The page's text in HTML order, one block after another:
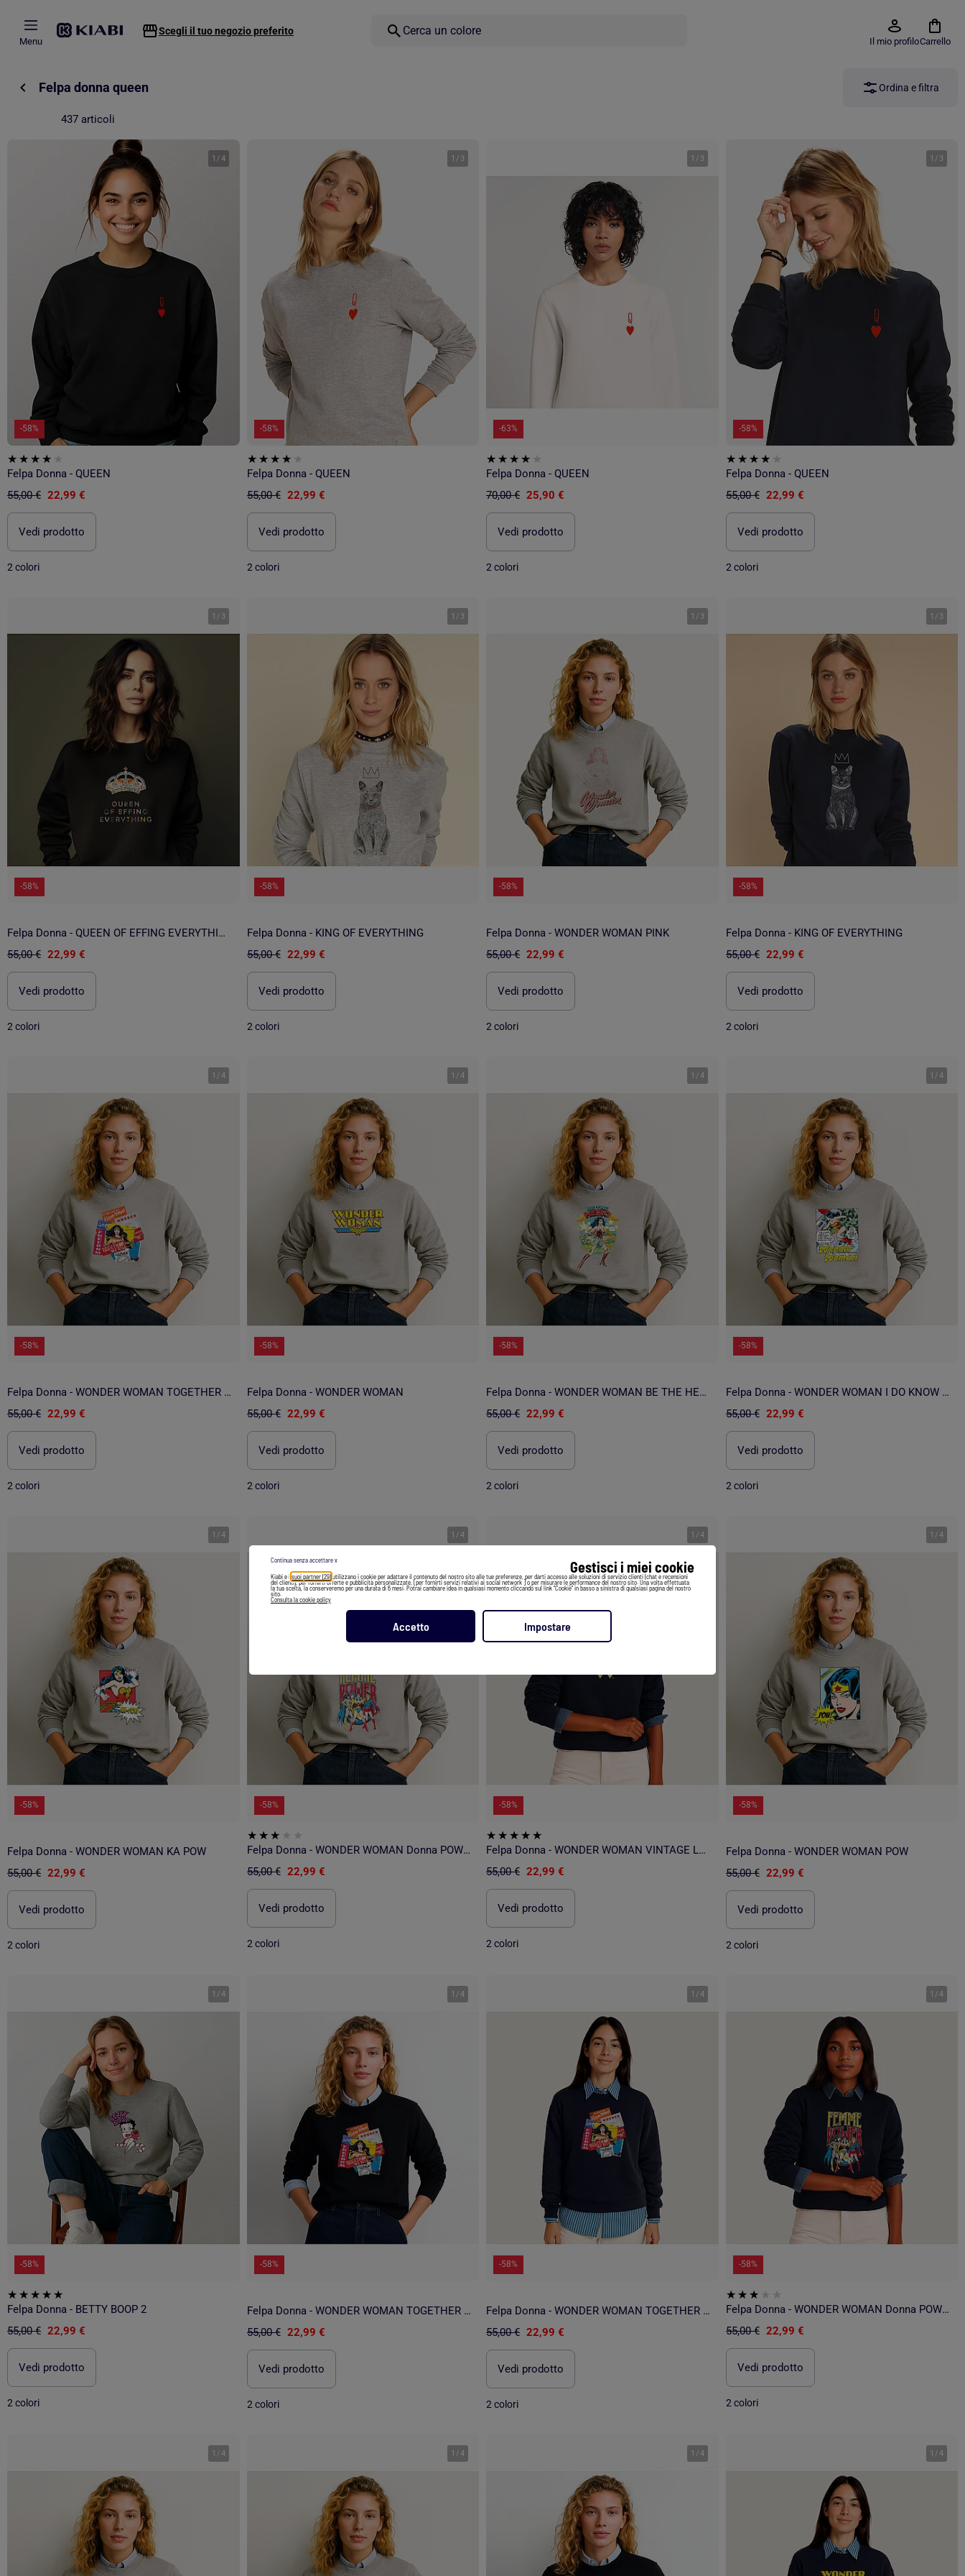
Gestisci i miei cookie
Kiabi e i suoi partner (29) utilizzano i cookie per adattare il contenuto del nostro sito alle tue preferenze, per darti accesso alle soluzioni di servizio clienti (chat e recensioni
dei clienti), per fornirti offerte e pubblicità personalizzate, [per fornirti servizi relativi ai social network ] o per misurare le performance del nostro sito. Una volta effettuata
la tua scelta, la conserveremo per una durata di 6 mesi. Potrai cambiare idea in qualsiasi momento cliccando sul link "Cookie" in basso a sinistra di qualsiasi pagina del nostro
sito.
Consulta la cookie policy
Accetto Impostare
Continua senza accettare x
Menu
Scegli il tuo negozio preferito
Il mio profiloCarrello
Felpa donna queen Ordina e filtra
437 articoli
1 /4
-58%
Felpa Donna - QUEEN
55,00 € 22,99 €
Vedi prodotto
2 colori
1 / 3
-58%
Felpa Donna - QUEEN
55,00 € 22,99 €
Vedi prodotto
2 colori
1 / 3
-63%
Felpa Donna - QUEEN
70,00 € 25,90 €
Vedi prodotto
2 colori
1 / 3
-58%
Felpa Donna - QUEEN
55,00 € 22,99 €
Vedi prodotto
2 colori
1 / 3
-58%
Felpa Donna - QUEEN OF EFFING EVERYTHING
55,00 € 22,99 €
Vedi prodotto
2 colori
1 / 3
-58%
Felpa Donna - KING OF EVERYTHING
55,00 € 22,99 €
Vedi prodotto
2 colori
1 / 3
-58%
Felpa Donna - WONDER WOMAN PINK
55,00 € 22,99 €
Vedi prodotto
2 colori
1 / 3
-58%
Felpa Donna - KING OF EVERYTHING
55,00 € 22,99 €
Vedi prodotto
2 colori
1 /4
-58%
Felpa Donna - WONDER WOMAN TOGETHER WE RISE
55,00 € 22,99 €
Vedi prodotto
2 colori
1 /4
-58%
Felpa Donna - WONDER WOMAN
55,00 € 22,99 €
Vedi prodotto
2 colori
1 /4
-58%
Felpa Donna - WONDER WOMAN BE THE HERO
55,00 € 22,99 €
Vedi prodotto
2 colori
1 /4
-58%
Felpa Donna - WONDER WOMAN I DO KNOW TROUBLE WHEN I SEE IT
55,00 € 22,99 €
Vedi prodotto
2 colori
1 /4
-58%
Felpa Donna - WONDER WOMAN KA POW
55,00 € 22,99 €
Vedi prodotto
2 colori
1 /4
-58%
Felpa Donna - WONDER WOMAN Donna POWER
55,00 € 22,99 €
Vedi prodotto
2 colori
1 /4
-58%
Felpa Donna - WONDER WOMAN VINTAGE LOGO
55,00 € 22,99 €
Vedi prodotto
2 colori
1 /4
-58%
Felpa Donna - WONDER WOMAN POW
55,00 € 22,99 €
Vedi prodotto
2 colori
1 /4
-58%
Felpa Donna - BETTY BOOP 2
55,00 € 22,99 €
Vedi prodotto
2 colori
1 /4
-58%
Felpa Donna - WONDER WOMAN TOGETHER WE RISE
55,00 € 22,99 €
Vedi prodotto
2 colori
1 /4
-58%
Felpa Donna - WONDER WOMAN TOGETHER WE RISE
55,00 € 22,99 €
Vedi prodotto
2 colori
1 /4
-58%
Felpa Donna - WONDER WOMAN Donna POWER
55,00 € 22,99 €
Vedi prodotto
2 colori
1 /4 1 /4 1 /4 1 /4